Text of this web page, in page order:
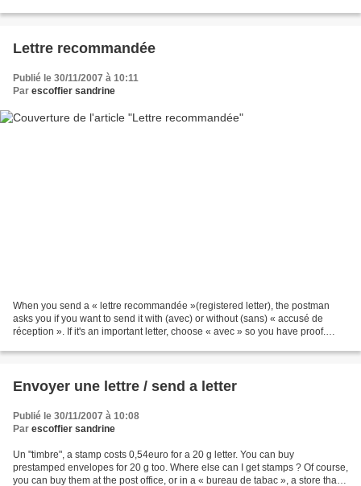
Lettre recommandée
Publié le 30/11/2007 à 10:11
Par escoffier sandrine
When you send a « lettre recommandée »(registered letter), the postman
asks you if you want to send it with (avec) or without (sans) « accusé de
réception ». If it's an important letter, choose « avec » so you have proof.
Envoyer une lettre / send a letter
Publié le 30/11/2007 à 10:08
Par escoffier sandrine
Un "timbre", a stamp costs 0,54euro for a 20 g letter. You can buy
prestamped envelopes for 20 g too. Where else can I get stamps ? Of course,
you can buy them at the post office, or in a « bureau de tabac », a store that